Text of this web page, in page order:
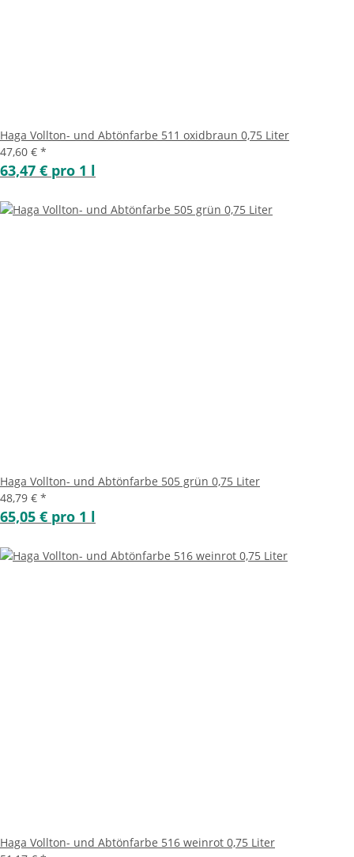
Haga Vollton- und Abtönfarbe 511 oxidbraun 0,75 Liter
47,60 € *
63,47 € pro 1 l
Haga Vollton- und Abtönfarbe 505 grün 0,75 Liter
48,79 € *
65,05 € pro 1 l
Haga Vollton- und Abtönfarbe 516 weinrot 0,75 Liter